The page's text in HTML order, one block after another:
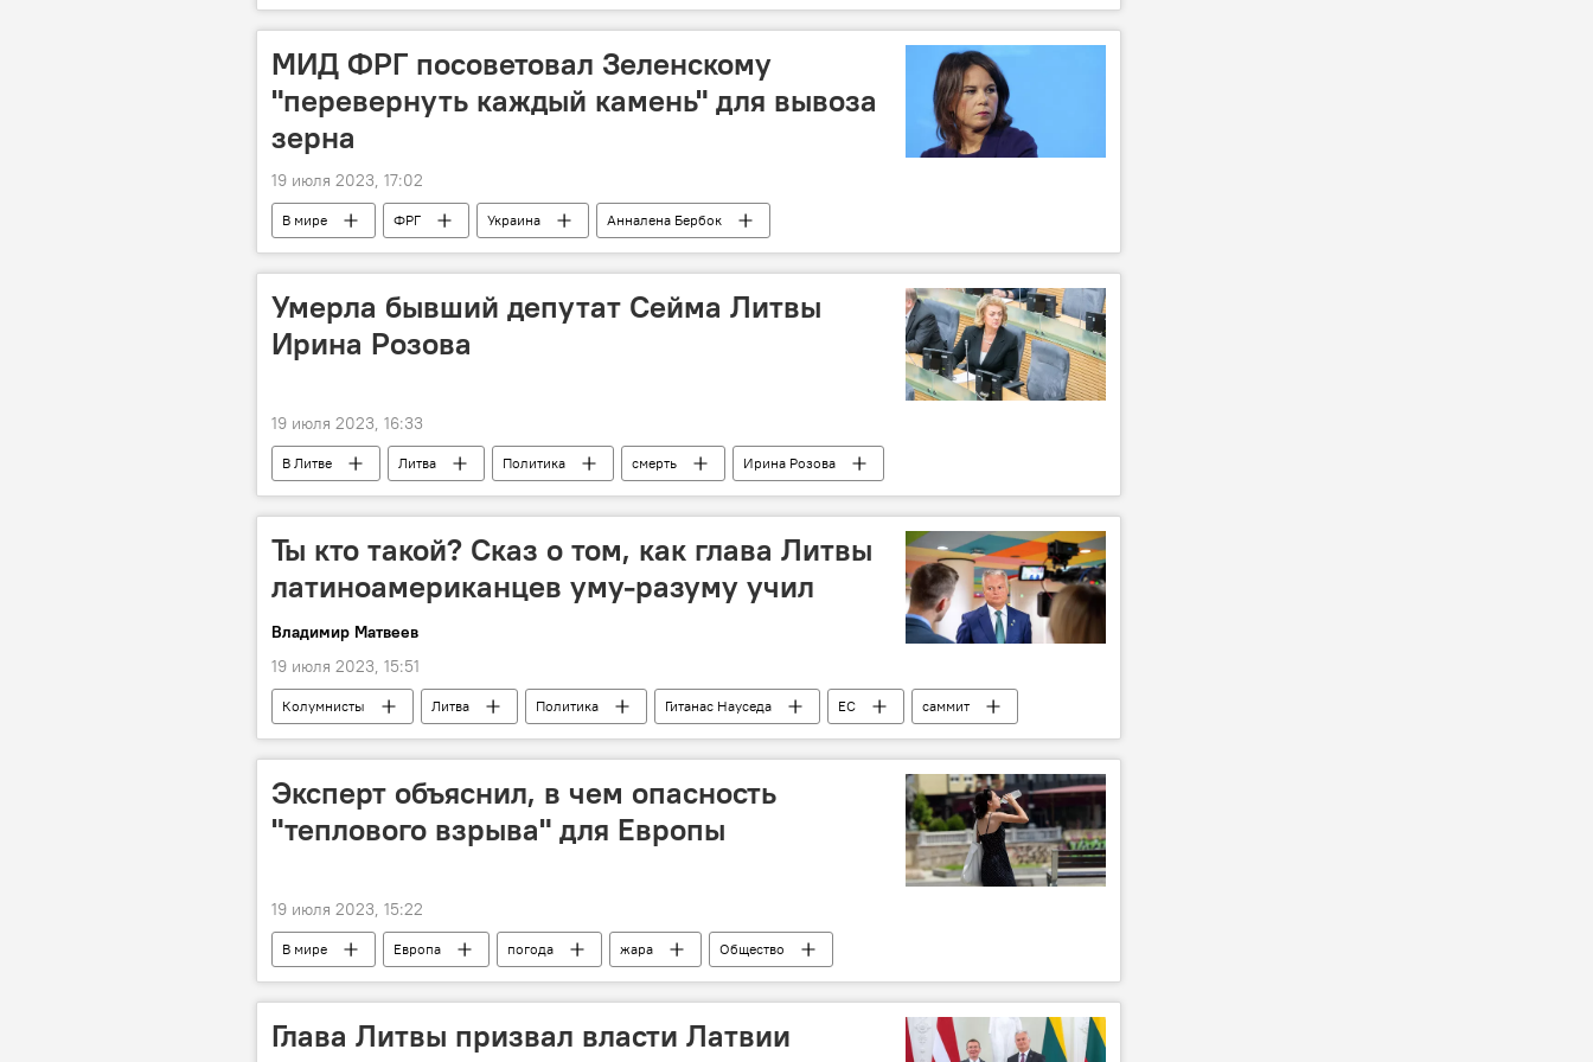
МИД ФРГ посоветовал Зеленскому
"перевернуть каждый камень" для вывоза
зерна
19 июля 2023, 17:02
В мире ФРГ Украина Анналена Бербок
Умерла бывший депутат Сейма Литвы
Ирина Розова
19 июля 2023, 16:33
В Литве Литва Политика смерть Ирина Розова
Ты кто такой? Сказ о том, как глава Литвы
латиноамериканцев уму-разуму учил
Владимир Матвеев
19 июля 2023, 15:51
Колумнисты Литва Политика Гитанас Науседа ЕС
саммит
саммит ЕС
Латинская Америка
Эксперт объяснил, в чем опасность
"теплового взрыва" для Европы
19 июля 2023, 15:22
В мире Европа погода жара Общество
Глава Литвы призвал власти Латвии